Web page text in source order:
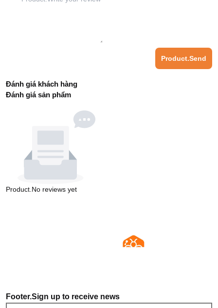
Product.Send
Đánh giá khách hàng
Đánh giá sản phẩm
Product.No reviews yet
Footer.Sign up to receive news